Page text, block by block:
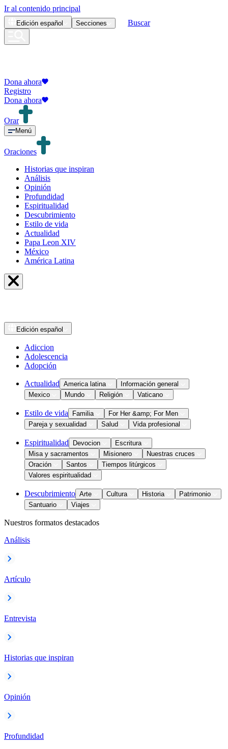
Ir al contenido principal
Edición español Secciones Buscar
Dona ahora
Registro
Dona ahora
Orar
Menú
Oraciones
Historias que inspiran
Análisis
Opinión
Profundidad
Espiritualidad
Descubrimiento
Estilo de vida
Actualidad
Papa Leon XIV
México
América Latina
Edición español
Adiccion
Adolescencia
Adopción
Actualidad America latina
Información general
Mexico
Mundo Religión Vaticano
Estilo de vida Familia
For Her &amp; For Men
Pareja y sexualidad
Salud Vida profesional
Espiritualidad Devocion
Escritura
Misa y sacramentos
Misionero
Nuestras cruces
Oración
Santos
Tiempos litúrgicos
Valores espiritualidad
Descubrimiento Arte Cultura Historia
Patrimonio
Santuario
Viajes
Nuestros formatos destacados
Análisis
Artículo
Entrevista
Historias que inspiran
Opinión
Profundidad